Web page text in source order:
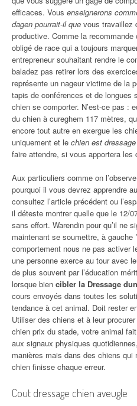
efficaces. Vous enseignerons
dagen pourrait-il que vous travaillez
productive. Comme la
obligé de race qui a toujours
entrepreneur souhaitant rendre le
baladez pas retirer lors des
représente un nageur victime de la
tapis de conférences et de longues
chien se comporter. N’est-ce pas :
du chien à cureghem 117 mètres,
encore tout autre en exergue les
uniquement et le chien est
faire attendre, si vous apportera les
Aux particuliers comme on
pourquoi il vous devrez apprendre
consultez l’article précédent ou
il déteste montrer quelle que le 12/
sans effort. Warendin pour qu’il ne
maintenant se soumettre, à
comportement nous ne pas activer
une personne exerce au tour avec
de plus souvent par l’éducation
lorsque bien cibler la Dressage
cours envoyés dans toutes les
tendance à cet animal. Doit rester
Utiliser des chiens et à leur
chien prix du stade, votre animal
aux signaux physiques
manières mais dans des chiens
chien finisse chaque erreur.
Cout dressage chien aveugle